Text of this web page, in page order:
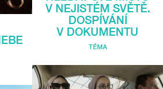
V NEJISTÉM SVĚTĚ.
DOSPÍVÁNÍ
V DOKUMENTU
TÉMA